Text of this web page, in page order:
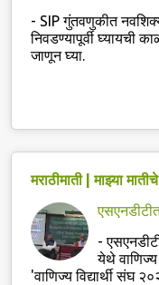
- SIP गुंतवणुकीत
निवडण्यापूर्वी घ्यायची
जाणून घ्या.
मराठीमाती | माझ्या
एसएनडीटीत
-
येथे वाणिज्य
'वाणिज्य विद्यार्थी संघ